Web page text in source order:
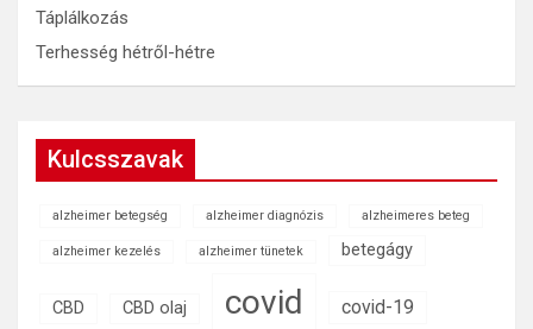
Táplálkozás
Terhesség hétről-hétre
Kulcsszavak
alzheimer betegség alzheimer diagnózis alzheimeres beteg
alzheimer kezelés alzheimer tünetek betegágy
CBD CBD olaj covid covid-19